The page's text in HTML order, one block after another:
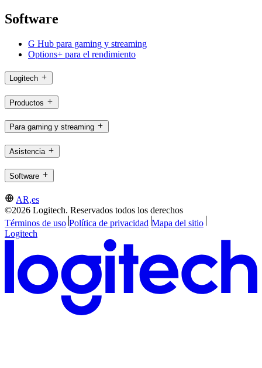
Software
G Hub para gaming y streaming
Options+ para el rendimiento
Logitech
Productos
Para gaming y streaming
Asistencia
Software
AR,es
©2026 Logitech. Reservados todos los derechos
Términos de uso Política de privacidad Mapa del sitio
Logitech